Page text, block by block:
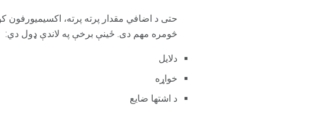
حتی د اضافي مقدار پرته پرته،
څومره مهم دی. ځینې ​​برخې په لاندې ډول دي:
دلایل
خواړه
د اشتها ضایع